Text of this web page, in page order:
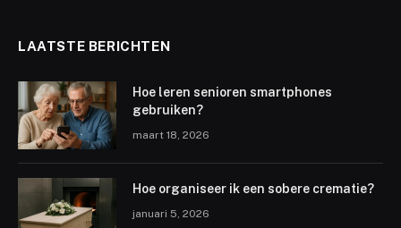
LAATSTE BERICHTEN
Hoe leren senioren smartphones
gebruiken?
maart 18, 2026
Hoe organiseer ik een sobere crematie?
januari 5, 2026